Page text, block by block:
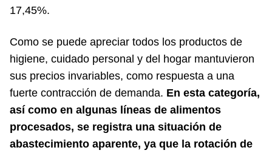
17,45%.
Como se puede apreciar todos los productos de
higiene, cuidado personal y del hogar mantuvieron
sus precios invariables, como respuesta a una
fuerte contracción de demanda. En esta categoría,
así como en algunas líneas de alimentos
procesados, se registra una situación de
abastecimiento aparente, ya que la rotación de